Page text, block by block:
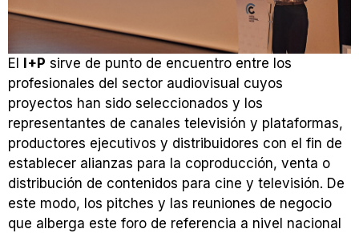
El I+P sirve de punto de encuentro entre los
profesionales del sector audiovisual cuyos
proyectos han sido seleccionados y los
representantes de canales televisión y plataformas,
productores ejecutivos y distribuidores con el fin de
establecer alianzas para la coproducción, venta o
distribución de contenidos para cine y televisión. De
este modo, los pitches y las reuniones de negocio
que alberga este foro de referencia a nivel nacional